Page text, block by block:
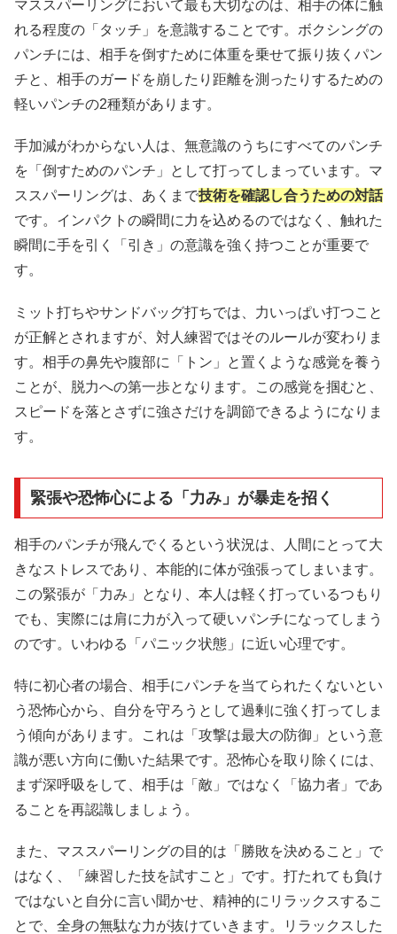
マススパーリングにおいて最も大切なのは、相手の体に触
れる程度の「タッチ」を意識することです。ボクシングの
パンチには、相手を倒すために体重を乗せて振り抜くパン
チと、相手のガードを崩したり距離を測ったりするための
軽いパンチの2種類があります。
手加減がわからない人は、無意識のうちにすべてのパンチ
を「倒すためのパンチ」として打ってしまっています。マ
ススパーリングは、あくまで技術を確認し合うための対話
です。インパクトの瞬間に力を込めるのではなく、触れた
瞬間に手を引く「引き」の意識を強く持つことが重要で
す。
ミット打ちやサンドバッグ打ちでは、力いっぱい打つこと
が正解とされますが、対人練習ではそのルールが変わりま
す。相手の鼻先や腹部に「トン」と置くような感覚を養う
ことが、脱力への第一歩となります。この感覚を掴むと、
スピードを落とさずに強さだけを調節できるようになりま
す。
緊張や恐怖心による「力み」が暴走を招く
相手のパンチが飛んでくるという状況は、人間にとって大
きなストレスであり、本能的に体が強張ってしまいます。
この緊張が「力み」となり、本人は軽く打っているつもり
でも、実際には肩に力が入って硬いパンチになってしまう
のです。いわゆる「パニック状態」に近い心理です。
特に初心者の場合、相手にパンチを当てられたくないとい
う恐怖心から、自分を守ろうとして過剰に強く打ってしま
う傾向があります。これは「攻撃は最大の防御」という意
識が悪い方向に働いた結果です。恐怖心を取り除くには、
まず深呼吸をして、相手は「敵」ではなく「協力者」であ
ることを再認識しましょう。
また、マススパーリングの目的は「勝敗を決めること」で
はなく、「練習した技を試すこと」です。打たれても負け
ではないと自分に言い聞かせ、精神的にリラックスするこ
とで、全身の無駄な力が抜けていきます。リラックスした